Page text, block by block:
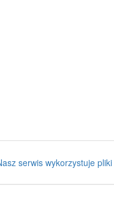
serwis wykorzystuje